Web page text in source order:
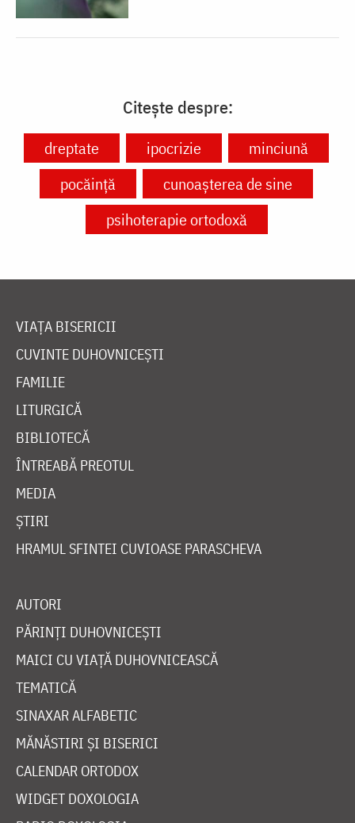
Citește despre:
dreptate ipocrizie
minciună
pocăință
cunoașterea de sine
psihoterapie ortodoxă
VIAȚA BISERICII
CUVINTE DUHOVNICEȘTI
FAMILIE
LITURGICĂ
BIBLIOTECĂ
ÎNTREABĂ PREOTUL
MEDIA
ȘTIRI
HRAMUL SFINTEI CUVIOASE PARASCHEVA
AUTORI
PĂRINȚI DUHOVNICEȘTI
MAICI CU VIAȚĂ DUHOVNICEASCĂ
TEMATICĂ
SINAXAR ALFABETIC
MĂNĂSTIRI ȘI BISERICI
CALENDAR ORTODOX
WIDGET DOXOLOGIA